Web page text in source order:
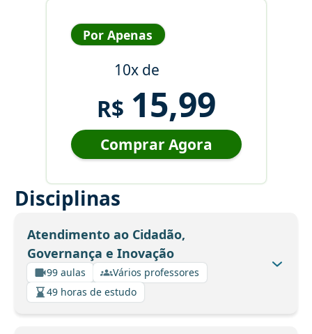
Por Apenas
10x de
R$ 15,99
Comprar Agora
Disciplinas
Atendimento ao Cidadão,
Governança e Inovação
99 aulas
Vários professores
49 horas de estudo